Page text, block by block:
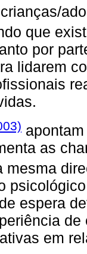
que
por
lidarem
as
mesma
espera
em